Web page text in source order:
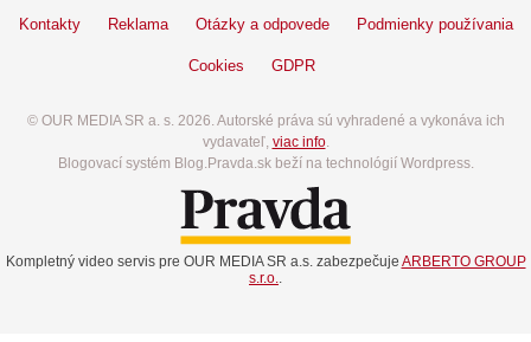
Kontakty Reklama Otázky a odpovede Podmienky používania
Cookies GDPR
© OUR MEDIA SR a. s. 2026. Autorské práva sú vyhradené a vykonáva ich
vydavateľ, viac info.
Blogovací systém Blog.Pravda.sk beží na technológií Wordpress.
Kompletný video servis pre OUR MEDIA SR a.s. zabezpečuje ARBERTO GROUP
s.r.o.